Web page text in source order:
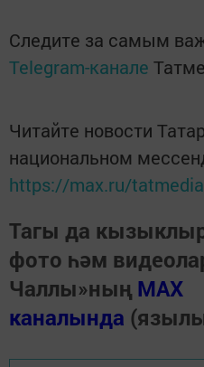
Следите за самым
Telegram-канале
Читайте новости
национальном
https://max.ru/tatmedia
Тагы да
фото һәм
Чаллы»ның MAX
каналында